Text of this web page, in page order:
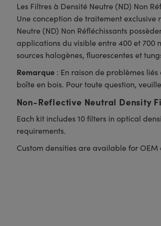
Les Filtres à Densité Neutre (ND) Non
Une conception de traitement exclusive
Neutre (ND) Non Réfléchissants
applications du visible entre 400 et 700
sources halogènes, fluorescentes et
Remarque: En raison de problèmes
boîte en bois. Pour toute question,
Non-Reflective Neutral Density
Each kit includes 10 filters in optical
requirements.
Custom densities are available for